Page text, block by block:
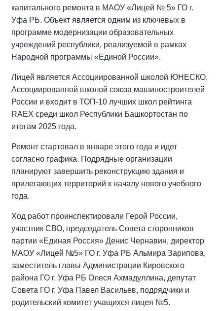
капитального ремонта в МАОУ «Лицей № 5» ГО г.
Уфа РБ. Объект является одним из ключевых в
программе модернизации образовательных
учреждений республики, реализуемой в рамках
Народной программы «Единой России».
Лицей является Ассоциированной школой ЮНЕСКО,
Ассоциированной школой союза машиностроителей
России и входит в ТОП-10 лучших школ рейтинга
RAEX среди школ Республики Башкортостан по
итогам 2025 года.
Ремонт стартовал в январе этого года и идет
согласно графика. Подрядные организации
планируют завершить реконструкцию здания и
прилегающих территорий к началу нового учебного
года.
Ход работ проинспектировали Герой России,
участник СВО, председатель Совета сторонников
партии «Единая Россия» Денис Чернавин, директор
МАОУ «Лицей №5» ГО г. Уфа РБ Альмира Зарипова,
заместитель главы Администрации Кировского
района ГО г. Уфа РБ Олеся Ахмадуллина, депутат
Совета ГО г. Уфа Павел Васильев, подрядчики и
родительский комитет учащихся лицея №5.